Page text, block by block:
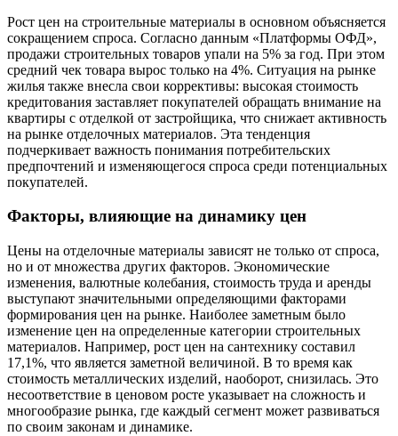
Рост цен на строительные материалы в основном объясняется
сокращением спроса. Согласно данным «Платформы ОФД»,
продажи строительных товаров упали на 5% за год. При этом
средний чек товара вырос только на 4%. Ситуация на рынке
жилья также внесла свои коррективы: высокая стоимость
кредитования заставляет покупателей обращать внимание на
квартиры с отделкой от застройщика, что снижает активность
на рынке отделочных материалов. Эта тенденция
подчеркивает важность понимания потребительских
предпочтений и изменяющегося спроса среди потенциальных
покупателей.
Факторы, влияющие на динамику цен
Цены на отделочные материалы зависят не только от спроса,
но и от множества других факторов. Экономические
изменения, валютные колебания, стоимость труда и аренды
выступают значительными определяющими факторами
формирования цен на рынке. Наиболее заметным было
изменение цен на определенные категории строительных
материалов. Например, рост цен на сантехнику составил
17,1%, что является заметной величиной. В то время как
стоимость металлических изделий, наоборот, снизилась. Это
несоответствие в ценовом росте указывает на сложность и
многообразие рынка, где каждый сегмент может развиваться
по своим законам и динамике.